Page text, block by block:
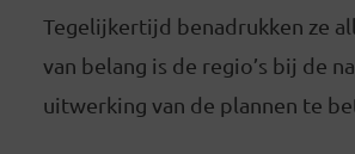
Tegelijkertijd benadrukken ze
van belang is de regio’s bij de
uitwerking van de plannen te